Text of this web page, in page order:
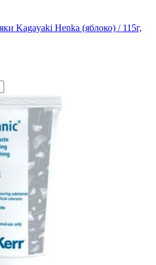
Kagayaki Henka (яблоко) / 115г,